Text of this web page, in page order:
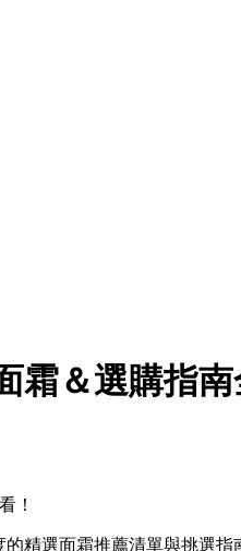
霜＆選購指南
精選面霜推薦清單與挑選